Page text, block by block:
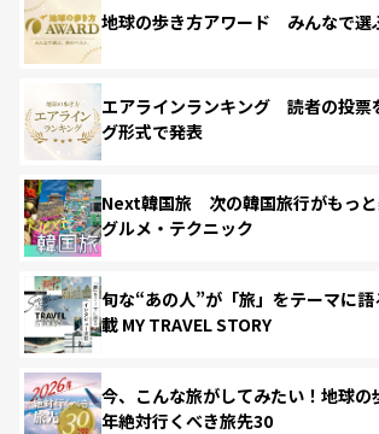
地球の歩き方アワード みんなで選
エアラインランキング 読者の投票
グ形式で発表
Next韓国旅 次の韓国旅行がもっと
グルメ・テクニック
旬な“あの人”が「旅」をテーマに
載 MY TRAVEL STORY
今、こんな旅がしてみたい！地球
年絶対行くべき旅先30